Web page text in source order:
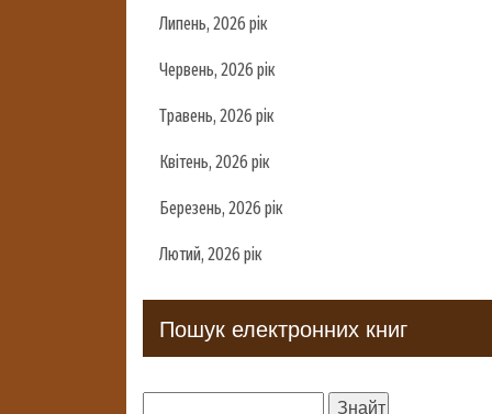
Липень, 2026 рік
Червень, 2026 рік
Травень, 2026 рік
Квітень, 2026 рік
Березень, 2026 рік
Лютий, 2026 рік
Пошук електронних книг